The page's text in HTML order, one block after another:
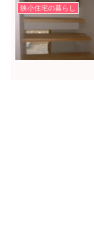
狭小住宅の暮らし